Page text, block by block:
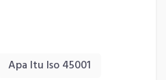
Apa Itu Iso 45001